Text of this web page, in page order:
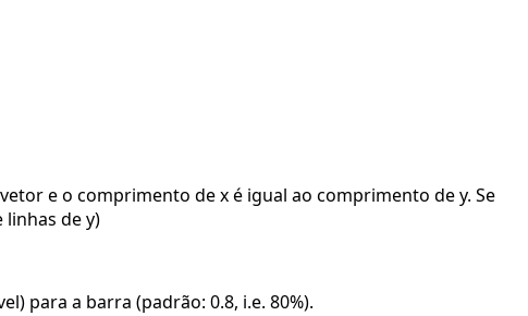
e o comprimento de x é igual ao comprimento de y. Se
de y)
para a barra (padrão: 0.8, i.e. 80%).